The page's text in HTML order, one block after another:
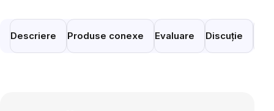
Descriere Produse conexe Evaluare Discuție